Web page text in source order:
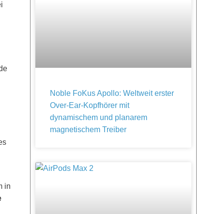
in
Noble FoKus Apollo: Weltweit erster
Over-Ear-Kopfhörer mit
dynamischem und planarem
magnetischem Treiber